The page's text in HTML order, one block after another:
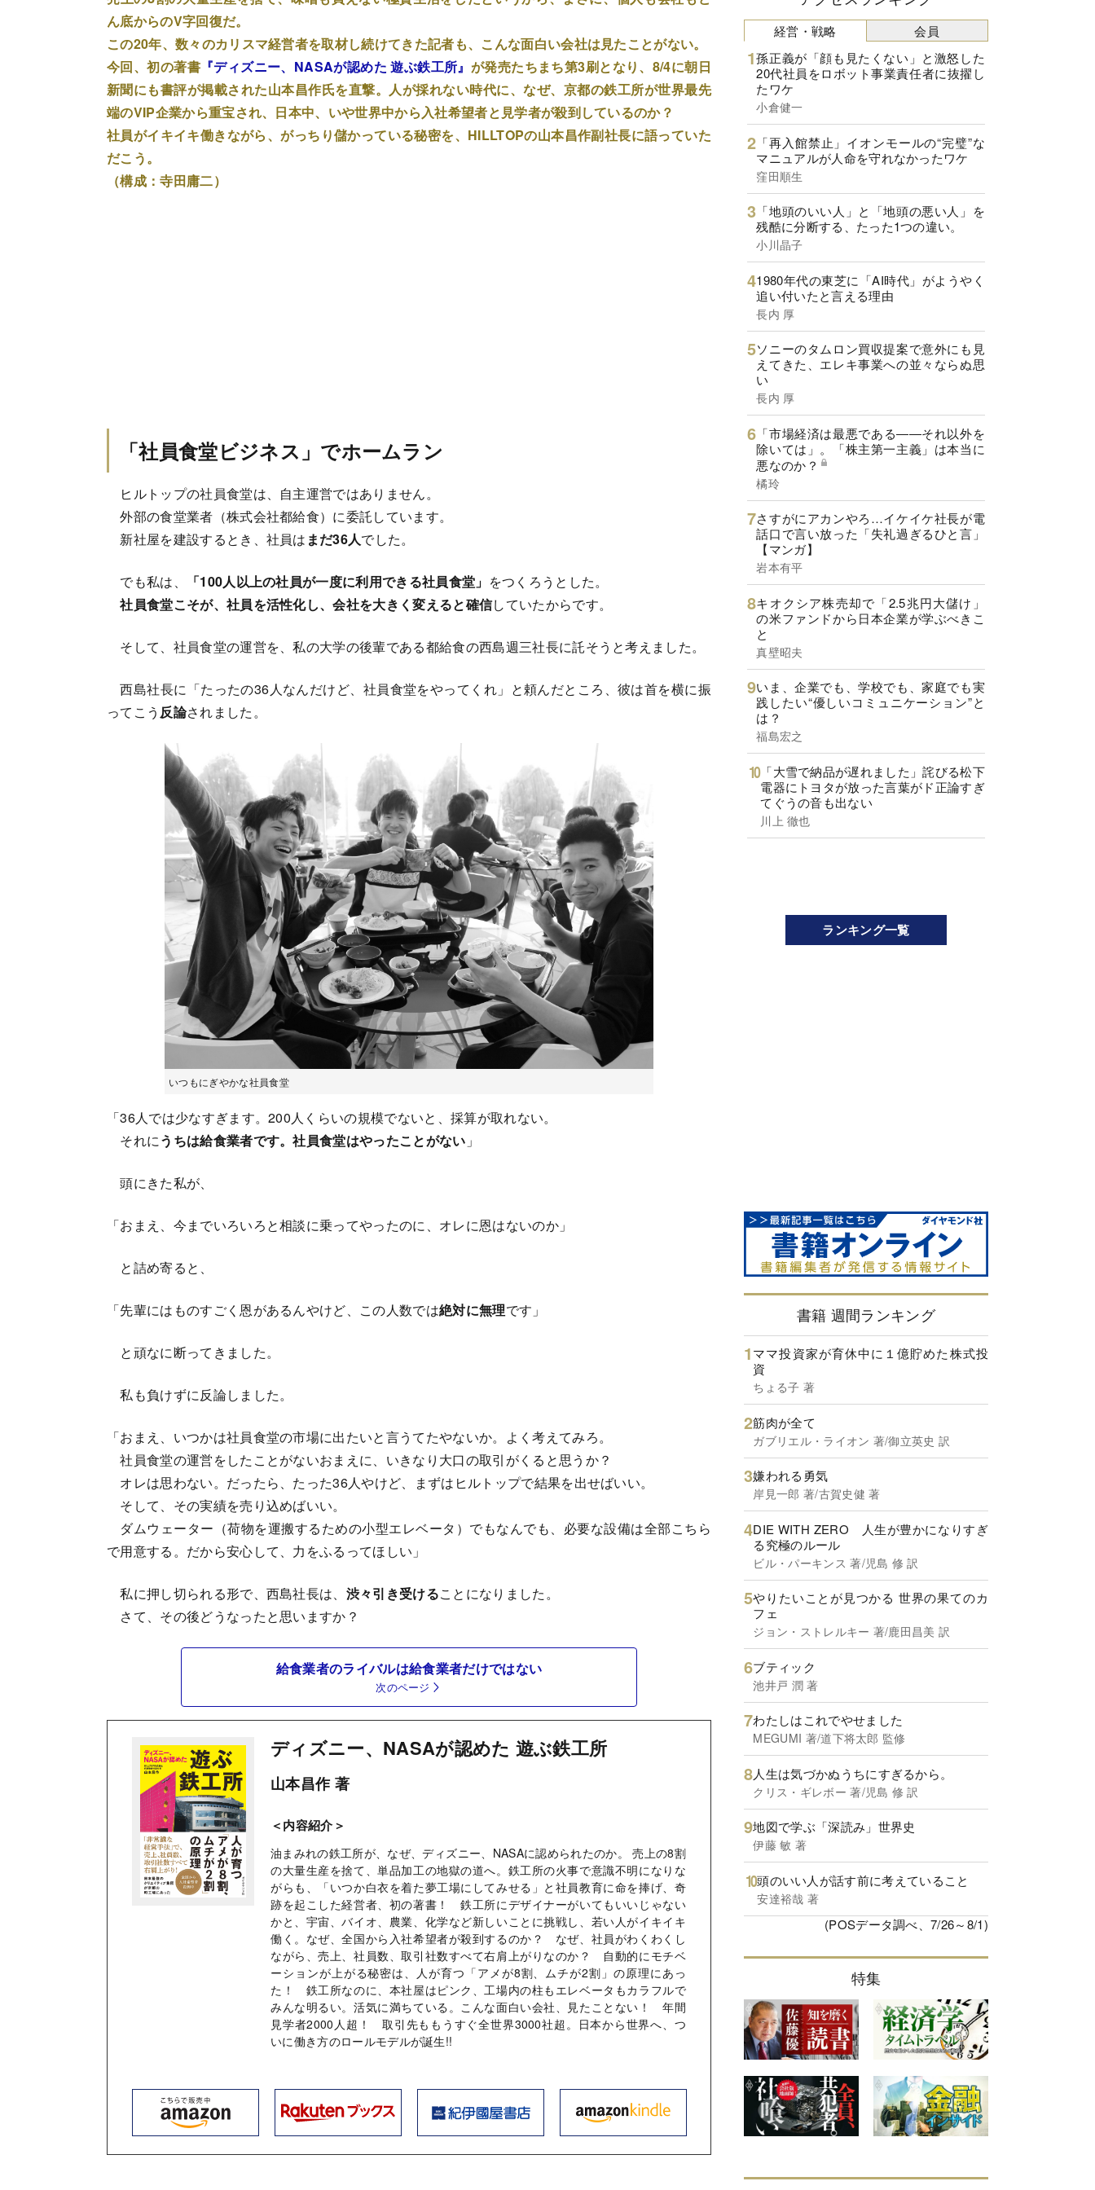
ん底からのV字回復だ。
この20年、数々のカリスマ経営者を取材し続けてきた記者も、こんな面白い会社は見たことがない。
今回、初の著書『ディズニー、NASAが認めた 遊ぶ鉄工所』 が発売たちまち第3刷となり、8/4に朝日
新聞にも書評が掲載された山本昌作氏を直撃。人が採れない時代に、なぜ、京都の鉄工所が世界最先
端のVIP企業から重宝され、日本中、いや世界中から入社希望者と見学者が殺到しているのか？
社員がイキイキ働きながら、がっちり儲かっている秘密を、HILLTOPの山本昌作副社長に語っていた
だこう。
（構成：寺田庸二）
「社員食堂ビジネス」でホームラン
ヒルトップの社員食堂は、自主運営ではありません。
外部の食堂業者（株式会社都給食）に委託しています。
新社屋を建設するとき、社員は まだ36人でした。
でも私は、 「100人以上の社員が一度に利用できる社員食堂」 をつくろうとした。
社員食堂こそが、社員を活性化し、会社を大きく変えると確信していたからです。
そして、社員食堂の運営を、私の大学の後輩である都給食の西島週三社長に託そうと考えました。
西島社長に「たったの36人なんだけど、社員食堂をやってくれ」と頼んだところ、彼は首を横に振
ってこう 反論されました。
いつもにぎやかな社員食堂
「36人では少なすぎます。200人くらいの規模でないと、採算が取れない。
それにうちは給食業者です。社員食堂はやったことがない 」
頭にきた私が、
「おまえ、今までいろいろと相談に乗ってやったのに、オレに恩はないのか」
と詰め寄ると、
「先輩にはものすごく恩があるんやけど、この人数では絶対に無理です」
と頑なに断ってきました。
私も負けずに反論しました。
「おまえ、いつかは社員食堂の市場に出たいと言うてたやないか。よく考えてみろ。
社員食堂の運営をしたことがないおまえに、いきなり大口の取引がくると思うか？
オレは思わない。だったら、たった36人やけど、まずはヒルトップで結果を出せばいい。
そして、その実績を売り込めばいい。
ダムウェーター（荷物を運搬するための小型エレベータ）でもなんでも、必要な設備は全部こちら
で用意する。だから安心して、力をふるってほしい」
私に押し切られる形で、西島社長は、 渋々引き受けることになりました。
さて、その後どうなったと思いますか？
給食業者のライバルは給食業者だけではない
次のページ
ディズニー、NASAが認めた 遊ぶ鉄工所
山本昌作 著
＜内容紹介＞
油まみれの鉄工所が、なぜ、ディズニー、NASAに認められたのか。 売上の8割
の大量生産を捨て、単品加工の地獄の道へ。鉄工所の火事で意識不明になりな
がらも、「いつか白衣を着た夢工場にしてみせる」と社員教育に命を捧げ、奇
跡を起こした経営者、初の著書！ 鉄工所にデザイナーがいてもいいじゃない
かと、宇宙、バイオ、農業、化学など新しいことに挑戦し、若い人がイキイキ
働く。なぜ、全国から入社希望者が殺到するのか？ なぜ、社員がわくわくし
ながら、売上、社員数、取引社数すべて右肩上がりなのか？ 自動的にモチベ
ーションが上がる秘密は、人が育つ「アメが8割、ムチが2割」の原理にあっ
た！ 鉄工所なのに、本社屋はピンク、工場内の柱もエレベータもカラフルで
みんな明るい。活気に満ちている。こんな面白い会社、見たことない！ 年間
見学者2000人超！ 取引先ももうすぐ全世界3000社超。日本から世界へ、つ
いに働き方のロールモデルが誕生!!
経営・戦略
孫正義が「顔も見たくない」と激怒した
20代社員をロボット事業責任者に抜擢し
たワケ
小倉健一
「再入館禁止」イオンモールの“完璧”な
マニュアルが人命を守れなかったワケ
窪田順生
「地頭のいい人」と「地頭の悪い人」を
残酷に分断する、たった1つの違い。
小川晶子
1980年代の東芝に「AI時代」がようやく
追い付いたと言える理由
長内 厚
ソニーのタムロン買収提案で意外にも見
えてきた、エレキ事業への並々ならぬ思
い
長内 厚
「市場経済は最悪である――それ以外を
除いては」。「株主第一主義」は本当に
悪なのか？
橘玲
さすがにアカンやろ…イケイケ社長が電
話口で言い放った「失礼過ぎるひと言」
【マンガ】
岩本有平
キオクシア株売却で「2.5兆円大儲け」
の米ファンドから日本企業が学ぶべきこ
と
真壁昭夫
いま、企業でも、学校でも、家庭でも実
践したい“優しいコミュニケーション”と
は？
福島宏之
「大雪で納品が遅れました」詫びる松下
電器にトヨタが放った言葉がド正論すぎ
てぐうの音も出ない
川上 徹也
会員
ランキング一覧
書籍 週間ランキング
ママ投資家が育休中に１億貯めた株式投
資
ちょる子 著
筋肉が全て
ガブリエル・ライオン 著/御立英史 訳
嫌われる勇気
岸見一郎 著/古賀史健 著
DIE WITH ZERO 人生が豊かになりすぎ
る究極のルール
ビル・パーキンス 著/児島 修 訳
やりたいことが見つかる 世界の果てのカ
フェ
ジョン・ストレルキー 著/鹿田昌美 訳
ブティック
池井戸 潤 著
わたしはこれでやせました
MEGUMI 著/道下将太郎 監修
人生は気づかぬうちにすぎるから。
クリス・ギレボー 著/児島 修 訳
地図で学ぶ「深読み」世界史
伊藤 敏 著
頭のいい人が話す前に考えていること
安達裕哉 著
(POSデータ調べ、7/26～8/1)
特集